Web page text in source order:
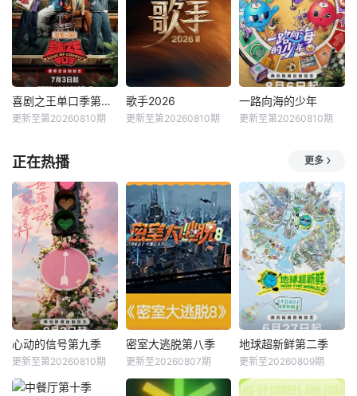
喜剧之王单口季第三季
更新至第20260810期
歌手2026
更新至第20260810期
一路向海的少年
更新至第20260810期
正在热播 更多
心动的信号第九季
更新至第20260810期
密室大逃脱第八季
更新至20260807期
地球超新鲜第二季
更新至20260809期